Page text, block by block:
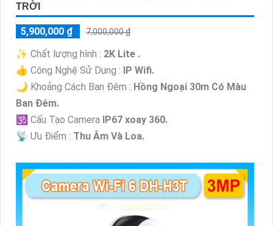
TRỜI
5,900,000 ₫ 7,000,000 ₫
✨ Chất lượng hình : 2K Lite .
👍 Công Nghệ Sử Dụng :
IP Wifi.
🌙 Khoảng Cách Ban Đêm : Hồng Ngoại 30m Có Màu
Ban Ðêm.
🕉️ Cấu Tạo Camera IP67 xoay 360.
️📡 Ưu Điểm : Thu Âm Và Loa.